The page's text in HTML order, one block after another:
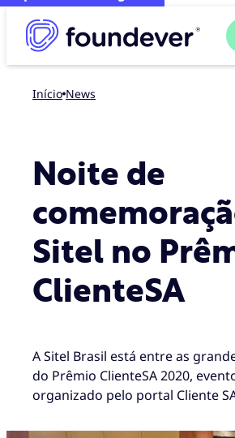
Início news
Noite de
Sitel no
ClienteSA
A Sitel Brasil está entre as
do Prêmio ClienteSA 2020,
organizado pelo portal Cliente